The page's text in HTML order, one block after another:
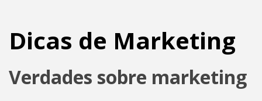
Dicas de Marketing
Verdades sobre marketing